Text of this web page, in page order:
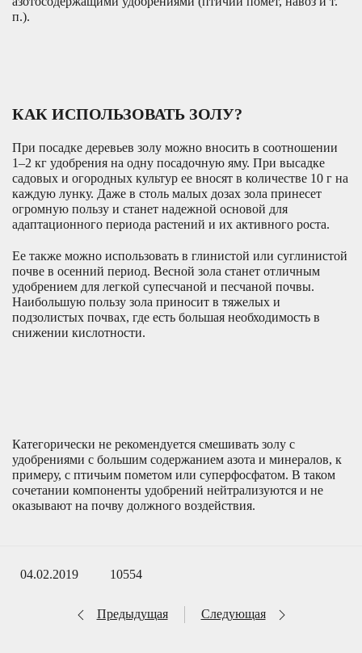
п.).
КАК ИСПОЛЬЗОВАТЬ ЗОЛУ?
При посадке деревьев золу можно вносить в соотношении
1–2 кг удобрения на одну посадочную яму. При высадке
садовых и огородных культур ее вносят в количестве 10 г на
каждую лунку. Даже в столь малых дозах зола принесет
огромную пользу и станет надежной основой для
адаптационного периода растений и их активного роста.
Ее также можно использовать в глинистой или суглинистой
почве в осенний период. Весной зола станет отличным
удобрением для легкой супесчаной и песчаной почвы.
Наибольшую пользу зола приносит в тяжелых и
подзолистых почвах, где есть большая необходимость в
снижении кислотности.
Категорически не рекомендуется смешивать золу с
удобрениями с большим содержанием азота и минералов, к
примеру, с птичьим пометом или суперфосфатом. В таком
сочетании компоненты удобрений нейтрализуются и не
оказывают на почву должного воздействия.
04.02.2019 10554
Предыдущая Следующая